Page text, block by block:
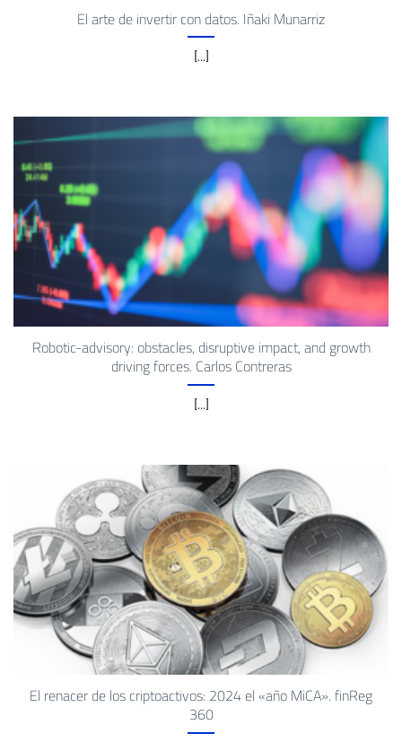
El arte de invertir con datos. Iñaki Munarriz
[...]
Robotic-advisory: obstacles, disruptive impact, and growth
driving forces. Carlos Contreras
[...]
El renacer de los criptoactivos: 2024 el «año MiCA». finReg
360